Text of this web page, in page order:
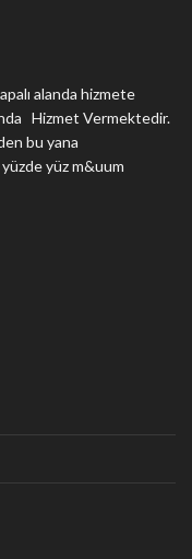
alanda hizmete
Hizmet Vermektedir.
bu yana
yüz m&uum